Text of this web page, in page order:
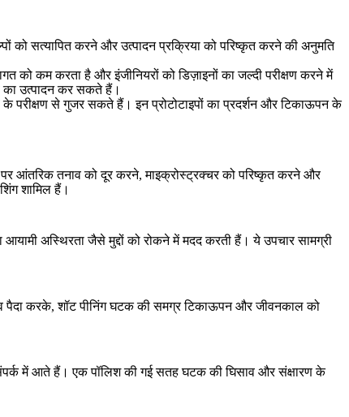
को सत्यापित करने और उत्पादन प्रक्रिया को परिष्कृत करने की अनुमति
को कम करता है और इंजीनियरों को डिज़ाइनों का जल्दी परीक्षण करने में
का उत्पादन कर सकते हैं।
के परीक्षण से गुजर सकते हैं। इन प्रोटोटाइपों का प्रदर्शन और टिकाऊपन के
पर आंतरिक तनाव को दूर करने, माइक्रोस्ट्रक्चर को परिष्कृत करने और
शामिल हैं।
आयामी अस्थिरता जैसे मुद्दों को रोकने में मदद करती हैं। ये उपचार सामग्री
पैदा करके, शॉट पीनिंग घटक की समग्र टिकाऊपन और जीवनकाल को
में आते हैं। एक पॉलिश की गई सतह घटक की घिसाव और संक्षारण के